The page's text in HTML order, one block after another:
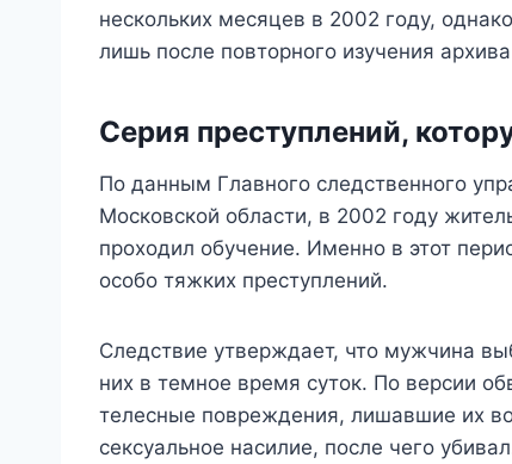
нескольких месяцев в 2002 году,
лишь после повторного изучения
Серия преступлений,
По данным Главного следственного
Московской области, в 2002 году
проходил обучение. Именно в этот
особо тяжких преступлений.
Следствие утверждает, что мужчина
них в темное время суток. По версии
телесные повреждения, лишавшие их
сексуальное насилие, после чего